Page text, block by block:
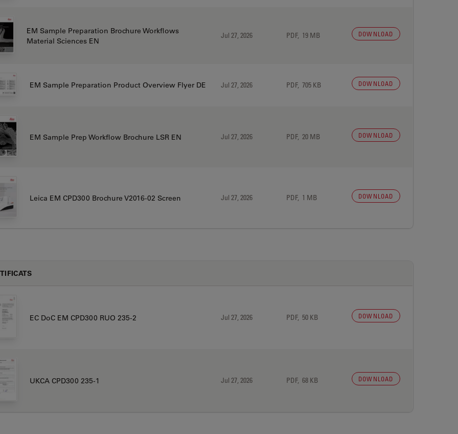
EM Sample Preparation Brochure Workflows
Material Sciences EN
Jul 27, 2026 PDF, 19 MB DOWNLOAD
EM Sample Preparation Product Overview Flyer DE Jul 27, 2026 PDF, 705 KB DOWNLOAD
EM Sample Prep Workflow Brochure LSR EN Jul 27, 2026 PDF, 20 MB DOWNLOAD
Leica EM CPD300 Brochure V2016-02 Screen Jul 27, 2026 PDF, 1 MB DOWNLOAD
EC DoC EM CPD300 RUO 235-2 Jul 27, 2026 PDF, 50 KB DOWNLOAD
UKCA CPD300 235-1 Jul 27, 2026 PDF, 68 KB DOWNLOAD